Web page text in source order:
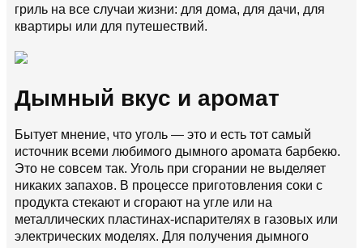
гриль на все случаи жизни: для дома, для дачи, для
квартиры или для путешествий.
Дымный вкус и аромат
Бытует мнение, что уголь — это и есть тот самый
источник всеми любимого дымного аромата барбекю.
Это не совсем так. Уголь при сгорании не выделяет
никаких запахов. В процессе приготовления соки с
продукта стекают и сгорают на угле или на
металлических пластинах-испарителях в газовых или
электрических моделях. Для получения дымного